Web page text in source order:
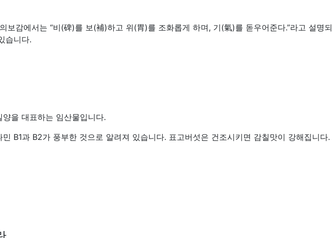
감에서는 “비(碑)를 보(補)하고 위(胃)를 조화롭게 하며, 기(氣)를 돋우어준다.”라고 설명되
습니다.
을 대표하는 임산물입니다.
B1과 B2가 풍부한 것으로 알려져 있습니다. 표고버섯은 건조시키면 감칠맛이 강해집니다.